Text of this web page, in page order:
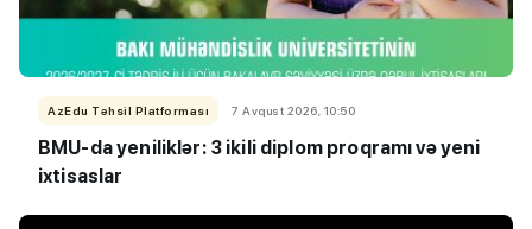
AzEdu Təhsil Platforması 7 Avqust 2026, 10:50
BMU-da yeniliklər: 3 ikili diplom proqramı və yeni
ixtisaslar